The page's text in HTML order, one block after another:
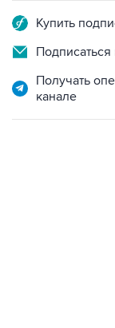
Купить
Подписаться
Получать
канале